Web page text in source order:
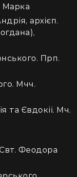
Марка
архієп.
Прп.
Мчч.
та Євдокії. Мч.
Феодора